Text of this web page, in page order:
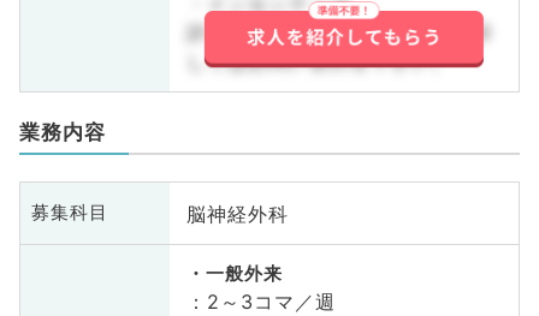
詳しくはお問い合わせ下さい。詳
しくはお問い合わせ下さい。
業務内容
募集科目 脳神経外科
一般外来
：2～3コマ／週